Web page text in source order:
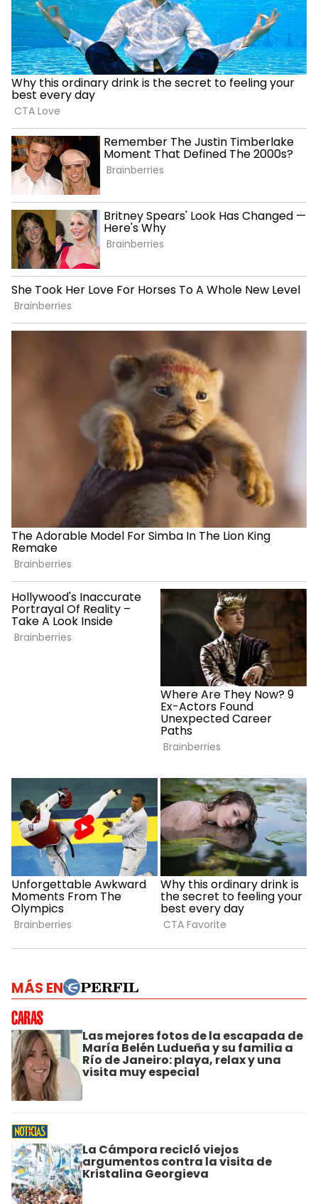
MÁS EN
Las mejores fotos de la escapada de
María Belén Ludueña y su familia a
Río de Janeiro: playa, relax y una
visita muy especial
La Cámpora recicló viejos
argumentos contra la visita de
Kristalina Georgieva